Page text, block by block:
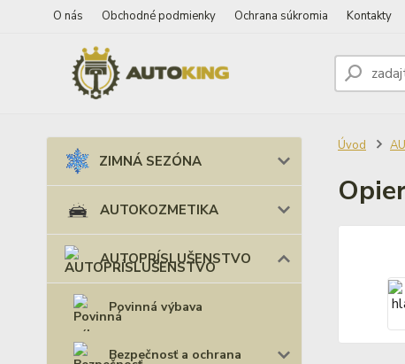
O nás Obchodné podmienky Ochrana súkromia Kontakty
ZIMNÁ SEZÓNA
AUTOKOZMETIKA
AUTOPRÍSLUŠENSTVO
Povinná výbava
Bezpečnosť a ochrana
Úvod